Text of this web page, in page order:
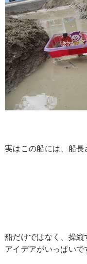
実はこの船には、船
船だけではなく、操
アイデアがいっぱいで